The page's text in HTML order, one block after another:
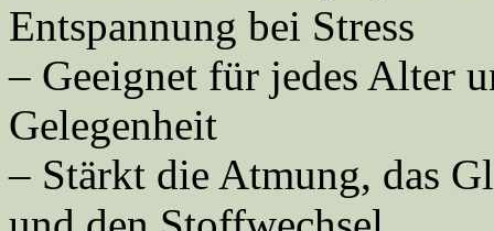
Entspannung bei Stress
– Geeignet für jedes Alter
Gelegenheit
– Stärkt die Atmung, das